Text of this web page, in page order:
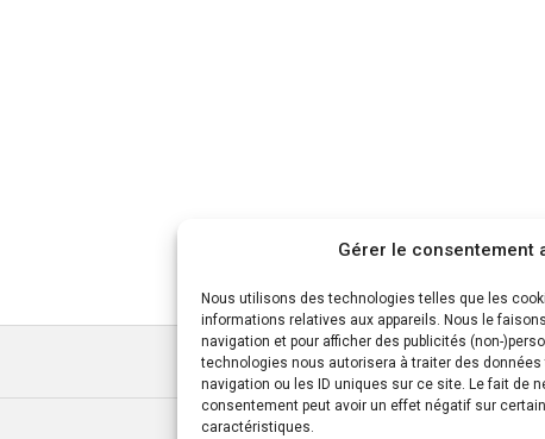
Gérer le consentement
Nous utilisons des technologies telles que les
informations relatives aux appareils. Nous le
navigation et pour afficher des publicités (non-
technologies nous autorisera à traiter des
navigation ou les ID uniques sur ce site. Le fait de
consentement peut avoir un effet négatif sur
caractéristiques.